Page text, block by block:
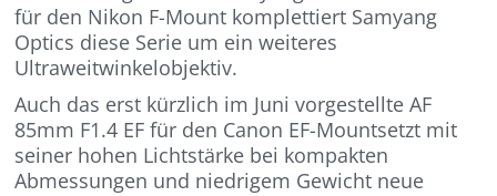
für den Nikon F-Mount komplettiert Samyang
Optics diese Serie um ein weiteres
Ultraweitwinkelobjektiv.
Auch das erst kürzlich im Juni vorgestellte AF
85mm F1.4 EF für den Canon EF-Mountsetzt mit
seiner hohen Lichtstärke bei kompakten
Abmessungen und niedrigem Gewicht neue